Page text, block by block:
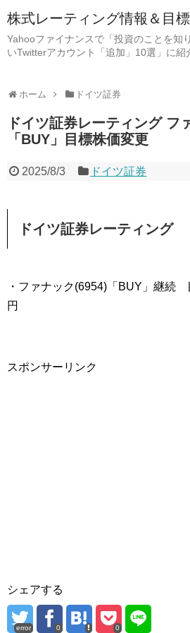
株式レーティング情報＆目
Yahooファイナンスで「投資のことを知
いTwitterアカウント「追加」10選」に紹
ホーム ドイツ証券
ドイツ証券レーティング フ
「BUY」目標株価変更
2025/8/3 ドイツ証券
ドイツ証券レーティング
・ファナック(6954)「BUY」継
円
スポンサーリンク
シェアする
error 0 0